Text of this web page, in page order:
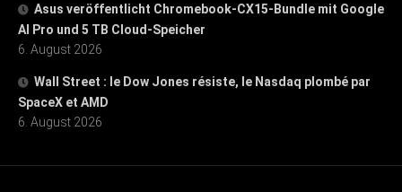
Asus veröffentlicht Chromebook-CX15-Bundle mit Google
AI Pro und 5 TB Cloud-Speicher
6. August 2026
Wall Street : le Dow Jones résiste, le Nasdaq plombé par
SpaceX et AMD
6. August 2026